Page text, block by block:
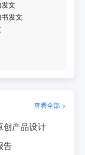
文
发文
查看全部 >
创产品设计
告